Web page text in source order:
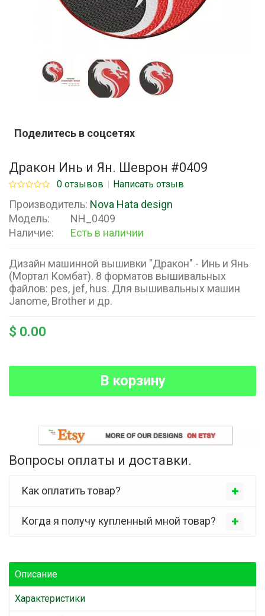
Поделитесь в соцсетях
Дракон Инь и Ян. Шеврон #0409
0 отзывов Написать отзыв
Производитель: Nova Hata design
Модель:
NH_0409
Наличие:
Есть в наличии
Дизайн машинной вышивки "Дракон" - Инь и Янь
(Мортал Комбат). 8 форматов вышивальных
файлов: pes, jef, hus. Для вышивальных машин
Janome, Brother и др.
$ 0.00
В корзину
Вопросы оплаты и доставки.
Как оплатить товар?
Когда я получу купленный мной товар?
Описание
Характеристики